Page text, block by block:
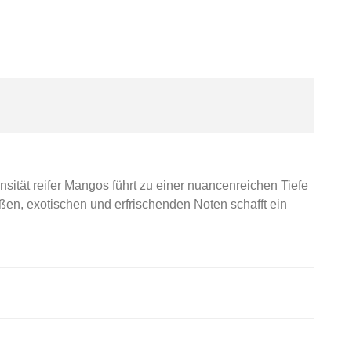
reifer Mangos führt zu einer nuancenreichen Tiefe
exotischen und erfrischenden Noten schafft ein